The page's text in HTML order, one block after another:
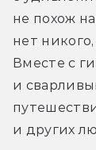
не похож
нет
Вместе с
и
и других